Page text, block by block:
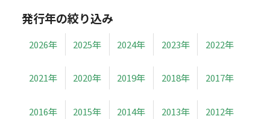
発行年の絞り込み
2026年 2025年 2024年 2023年 2022年
2021年 2020年 2019年 2018年 2017年
2016年 2015年 2014年 2013年 2012年